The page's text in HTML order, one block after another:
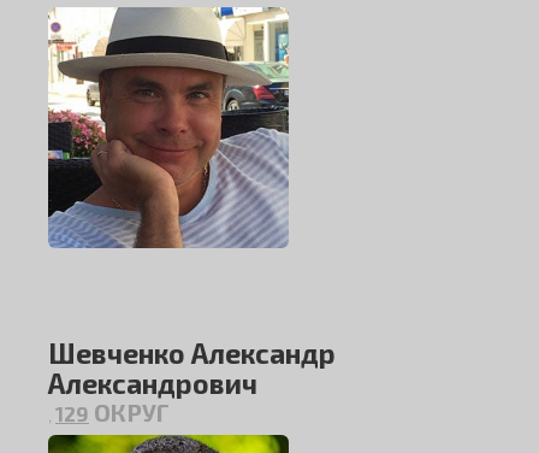
Шевченко Александр
Александрович
129 ОКРУГ